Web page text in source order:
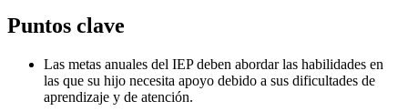
Puntos clave
Las metas anuales del IEP deben abordar las habilidades en
las que su hijo necesita apoyo debido a sus dificultades de
aprendizaje y de atención.